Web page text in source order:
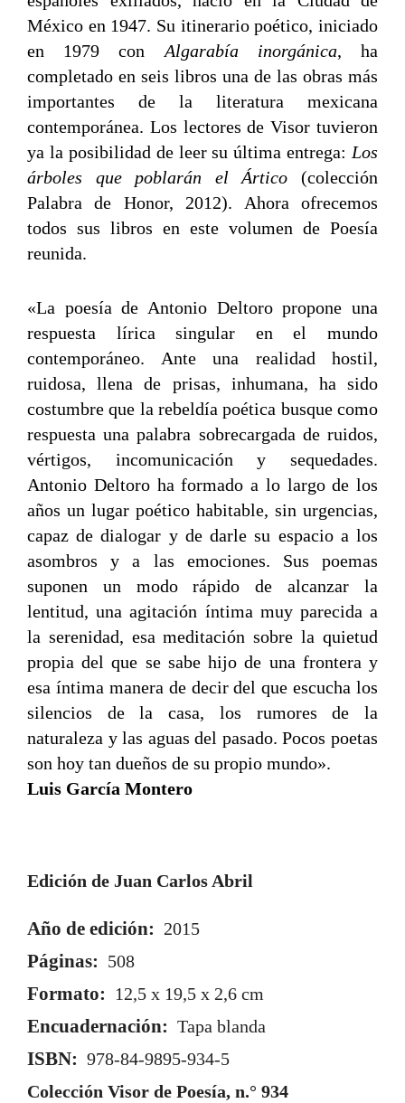
México en 1947. Su itinerario poético, iniciado
en 1979 con Algarabía inorgánica, ha
completado en seis libros una de las obras más
importantes de la literatura mexicana
contemporánea. Los lectores de Visor tuvieron
ya la posibilidad de leer su última entrega: Los
árboles que poblarán el Ártico (colección
Palabra de Honor, 2012). Ahora ofrecemos
todos sus libros en este volumen de Poesía
reunida.
«La poesía de Antonio Deltoro propone una
respuesta lírica singular en el mundo
contemporáneo. Ante una realidad hostil,
ruidosa, llena de prisas, inhumana, ha sido
costumbre que la rebeldía poética busque como
respuesta una palabra sobrecargada de ruidos,
vértigos, incomunicación y sequedades.
Antonio Deltoro ha formado a lo largo de los
años un lugar poético habitable, sin urgencias,
capaz de dialogar y de darle su espacio a los
asombros y a las emociones. Sus poemas
suponen un modo rápido de alcanzar la
lentitud, una agitación íntima muy parecida a
la serenidad, esa meditación sobre la quietud
propia del que se sabe hijo de una frontera y
esa íntima manera de decir del que escucha los
silencios de la casa, los rumores de la
naturaleza y las aguas del pasado. Pocos poetas
son hoy tan dueños de su propio mundo».
Luis García Montero
Edición de Juan Carlos Abril
Año de edición: 2015
Páginas: 508
Formato: 12,5 x 19,5 x 2,6 cm
Encuadernación: Tapa blanda
ISBN: 978-84-9895-934-5
Colección Visor de Poesía, n.° 934